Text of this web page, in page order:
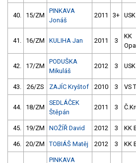
40. 15/ZM
PINKAVA
Jonáš
2011 3+
41. 16/ZM KULIHA Jan 2011 3
KK
42. 17/ZM
PODUŠKA
Mikuláš
2012 3
43. 26/ZS ZAJÍC Kryštof 2010 3 VS
44. 18/ZM
SEDLÁČEK
Štěpán
2011 3
45. 19/ZM NOŽÍŘ David 2012 3 KK
46. 20/ZM TOBIÁŠ Matěj 2012 3 KK
PINKAVA